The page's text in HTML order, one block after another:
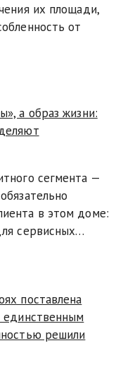
их площади,
от
а образ жизни:
сегмента —
в этом доме:
сервисных…
поставлена
единственным
решили